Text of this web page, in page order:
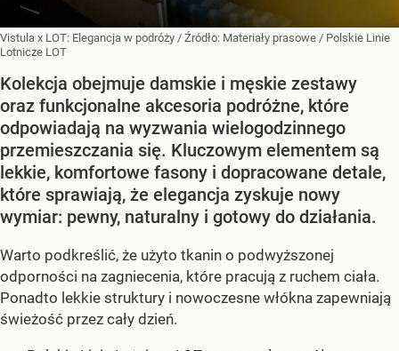
Vistula x LOT: Elegancja w podróży / Źródło: Materiały prasowe / Polskie Linie
Lotnicze LOT
Kolekcja obejmuje damskie i męskie zestawy
oraz funkcjonalne akcesoria podróżne, które
odpowiadają na wyzwania wielogodzinnego
przemieszczania się. Kluczowym elementem są
lekkie, komfortowe fasony i dopracowane detale,
które sprawiają, że elegancja zyskuje nowy
wymiar: pewny, naturalny i gotowy do działania.
Warto podkreślić, że użyto tkanin o podwyższonej
odporności na zagniecenia, które pracują z ruchem ciała.
Ponadto lekkie struktury i nowoczesne włókna zapewniają
świeżość przez cały dzień.